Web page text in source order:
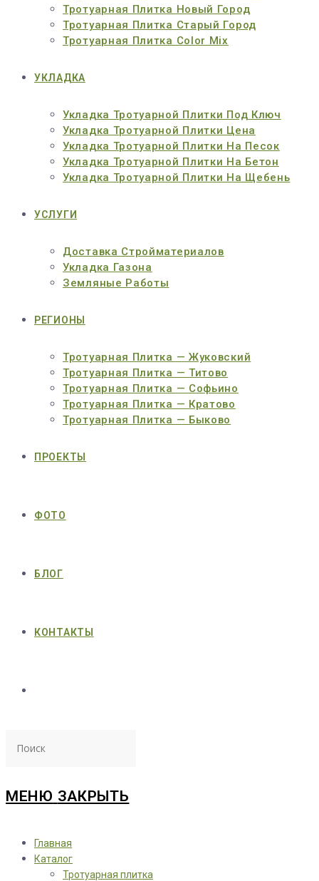
Тротуарная Плитка Новый Город
Тротуарная Плитка Старый Город
Тротуарная Плитка Color Mix
УКЛАДКА
Укладка Тротуарной Плитки Под Ключ
Укладка Тротуарной Плитки Цена
Укладка Тротуарной Плитки На Песок
Укладка Тротуарной Плитки На Бетон
Укладка Тротуарной Плитки На Щебень
УСЛУГИ
Доставка Стройматериалов
Укладка Газона
Земляные Работы
РЕГИОНЫ
Тротуарная Плитка — Жуковский
Тротуарная Плитка — Титово
Тротуарная Плитка — Софьино
Тротуарная Плитка — Кратово
Тротуарная Плитка — Быково
ПРОЕКТЫ
ФОТО
БЛОГ
КОНТАКТЫ
МЕНЮ ЗАКРЫТЬ
Главная
Каталог
Тротуарная плитка